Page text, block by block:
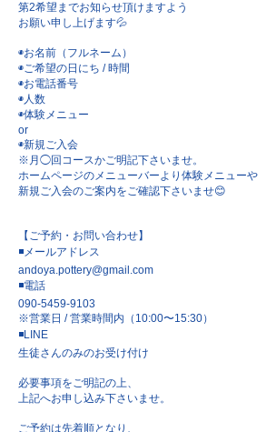
第2希望までお知らせ頂けますよう
お願い申し上げます💦
◉お名前（フルネーム）
◉ご希望の日にち / 時間
◉お電話番号
◉人数
◉体験メニュー
or
◉新規ご入会
※月◯回コースかご明記下さいませ。
ホームページのメニューバーより体験メニューや
新規ご入会のご案内をご確認下さいませ😊
【ご予約・お問い合わせ】
◾️メールアドレス
andoya.pottery@gmail.com
◾️電話
090-5459-9103
※営業日 / 営業時間内（10:00〜15:30）
◾️LINE
生徒さんのみのお受け付け
必要事項をご明記の上、
上記へお申し込み下さいませ。
ご予約は先着順となり、